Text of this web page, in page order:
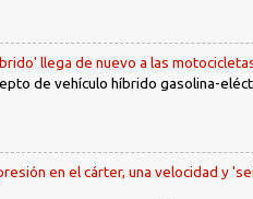
llega de nuevo a las
de vehículo híbrido gasolina-
en el cárter, una velocidad y